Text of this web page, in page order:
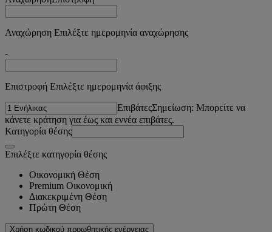
Αναχώρηση Επιλέξτε ημερομηνία αναχώρησης
-
Επιστροφή Επιλέξτε ημερομηνία άφιξης
ΕπιβάτεςΣημείωση: Μπορείτε να
κάνετε κράτηση για έως και εννέα επιβάτες.
Κατηγορία θέσης
Επιλέξτε κατηγορία θέσης
Οικονομική Θέση
Premium Οικονομική
Διακεκριμένη Θέση
Πρώτη Θέση
Χρήση κωδικού προωθητικής ενέργειας